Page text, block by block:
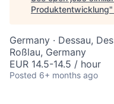
Produktentwicklung"
Germany · Dessau,
Roßlau, Germany
EUR 14.5-14.5 / hour
Posted 6+ months ago